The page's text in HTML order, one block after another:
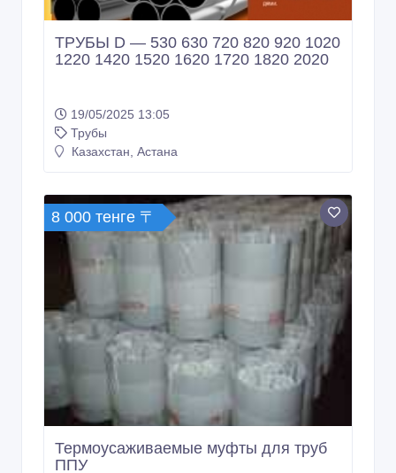
ТРУБЫ D — 530 630 720 820 920 1020
1220 1420 1520 1620 1720 1820 2020
Трубы
Казахстан, Астана
8 000 тенге 〒
Термоусаживаемые муфты для труб
ППУ